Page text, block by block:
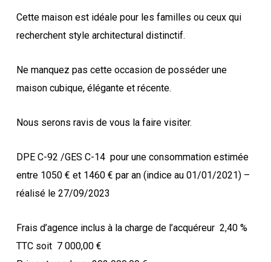
Cette maison est idéale pour les familles ou ceux qui
recherchent style architectural distinctif.
Ne manquez pas cette occasion de posséder une
maison cubique, élégante et récente.
Nous serons ravis de vous la faire visiter.
DPE C-92 /GES C-14 pour une consommation estimée
entre 1050 € et 1460 € par an (indice au 01/01/2021) –
réalisé le 27/09/2023
Frais d’agence inclus à la charge de l’acquéreur 2,40 %
TTC soit 7 000,00 €